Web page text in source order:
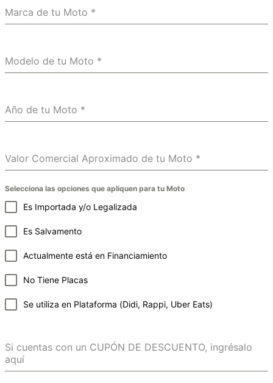
Marca de tu Moto *
Modelo de tu Moto *
Año de tu Moto *
Valor Comercial Aproximado de tu Moto *
Selecciona las opciones que apliquen para tu Moto
Es Importada y/o Legalizada
Es Salvamento
Actualmente está en Financiamiento
No Tiene Placas
Se utiliza en Plataforma (Didi, Rappi, Uber Eats)
Si cuentas con un CUPÓN DE DESCUENTO, ingrésalo
aquí